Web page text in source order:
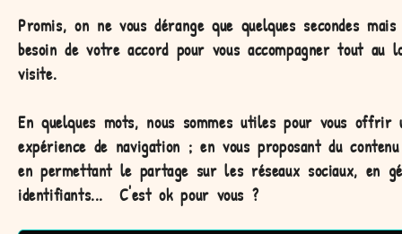
Promis, on ne vous dérange que quelques secondes mais
besoin de votre accord pour vous accompagner tout au
visite.
En quelques mots, nous sommes utiles pour vous offrir
expérience de navigation ;en vous proposant du
en permettant le partage sur les réseaux sociaux, en
identifiants... C'est ok pour vous ?